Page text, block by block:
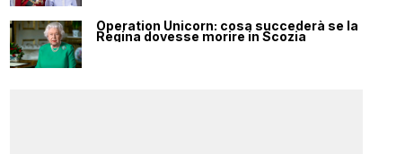
Operation Unicorn: cosa succederà se la
Regina dovesse morire in Scozia